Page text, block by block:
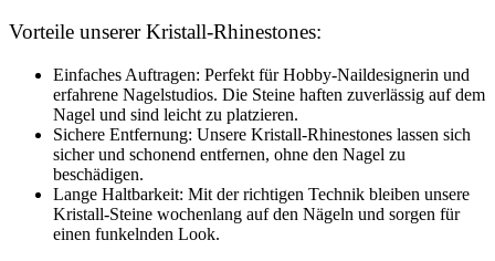
Vorteile unserer Kristall-Rhinestones:
Einfaches Auftragen: Perfekt für Hobby-Naildesignerin und
erfahrene Nagelstudios. Die Steine haften zuverlässig auf dem
Nagel und sind leicht zu platzieren.
Sichere Entfernung: Unsere Kristall-Rhinestones lassen sich
sicher und schonend entfernen, ohne den Nagel zu
beschädigen.
Lange Haltbarkeit: Mit der richtigen Technik bleiben unsere
Kristall-Steine wochenlang auf den Nägeln und sorgen für
einen funkelnden Look.